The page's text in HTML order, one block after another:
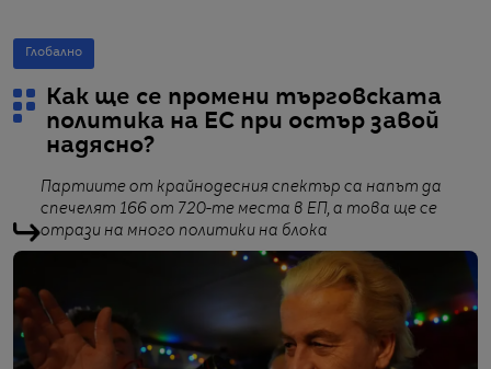
Глобално
Как ще се промени търговската
политика на ЕС при остър завой
надясно?
Партиите от крайнодесния спектър са напът да
спечелят 166 от 720-те места в ЕП, а това ще се
отрази на много политики на блока